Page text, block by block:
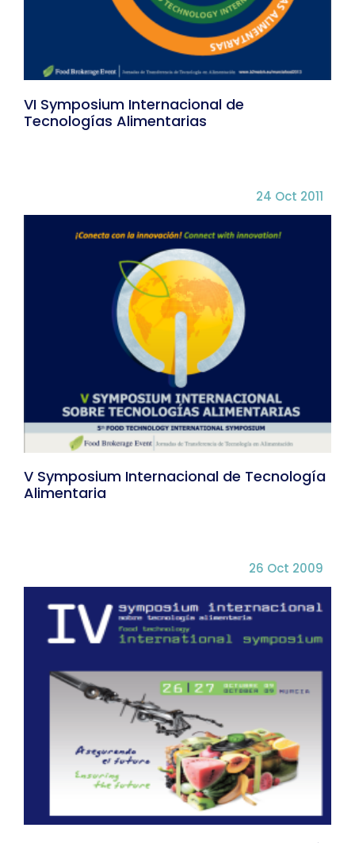
VI Symposium Internacional de
Tecnologías Alimentarias
24 Oct 2011
V Symposium Internacional de Tecnología
Alimentaria
26 Oct 2009